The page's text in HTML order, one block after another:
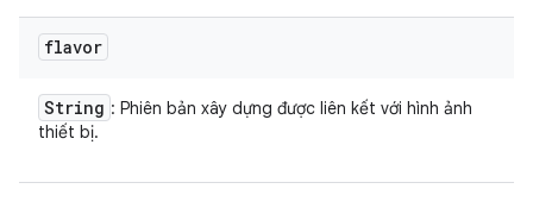
flavor
String : Phiên bản xây dựng được liên kết với hình ảnh
thiết bị.